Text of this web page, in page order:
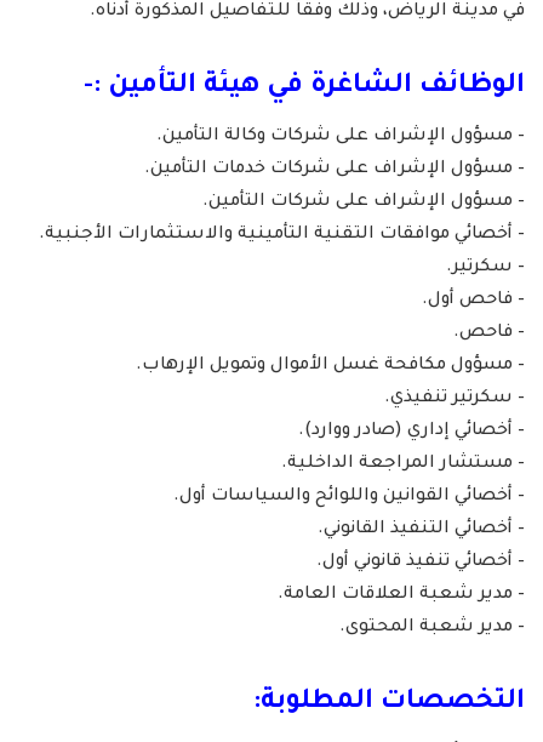
في مدينة الرياض، وذلك وفقاً للتفاصيل المذكورة أدناه.
الوظائف الشاغرة في هيئة التأمين :-
– مسؤول الإشراف على شركات وكالة التأمين.
– مسؤول الإشراف على شركات خدمات التأمين.
– مسؤول الإشراف على شركات التأمين.
– أخصائي موافقات التقنية التأمينية والاستثمارات الأجنبية.
– سكرتير.
– فاحص أول.
– فاحص.
– مسؤول مكافحة غسل الأموال وتمويل الإرهاب.
– سكرتير تنفيذي.
– أخصائي إداري (صادر ووارد).
– مستشار المراجعة الداخلية.
– أخصائي القوانين واللوائح والسياسات أول.
– أخصائي التنفيذ القانوني.
– أخصائي تنفيذ قانوني أول.
– مدير شعبة العلاقات العامة.
– مدير شعبة المحتوى.
التخصصات المطلوبة: